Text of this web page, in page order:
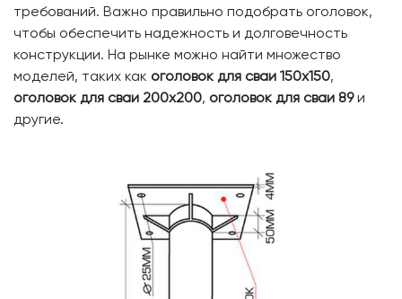
требований. Важно правильно подобрать оголовок,
чтобы обеспечить надежность и долговечность
конструкции. На рынке можно найти множество
моделей, таких как оголовок для сваи 150х150,
оголовок для сваи 200х200, оголовок для сваи 89и
другие.